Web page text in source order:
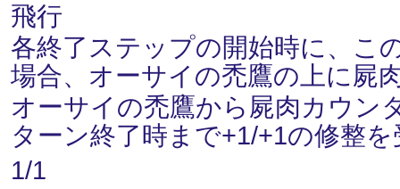
飛行
各終了ステップの開始時に、こ
場合、オーサイの禿鷹の上に屍
オーサイの禿鷹から屍肉カウン
ターン終了時まで+1/+1の修整
1/1